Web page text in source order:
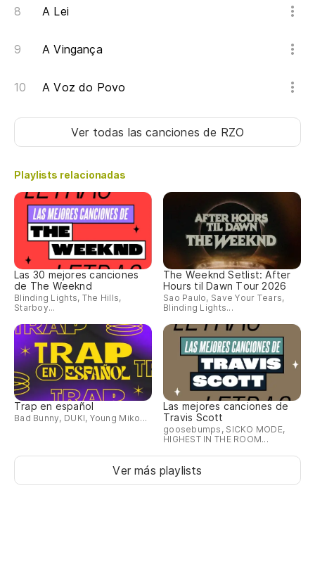
A Lei
A Vingança
A Voz do Povo
Ver todas las cancionesde RZO
Playlists relacionadas
Las 30 mejores canciones
de The Weeknd
Blinding Lights, The Hills,
Starboy...
The Weeknd Setlist: After
Hours til Dawn Tour 2026
Sao Paulo, Save Your Tears,
Blinding Lights...
Trap en español
Bad Bunny, DUKI, Young Miko...
Las mejores canciones de
Travis Scott
goosebumps, SICKO MODE,
HIGHEST IN THE ROOM...
Ver más playlists